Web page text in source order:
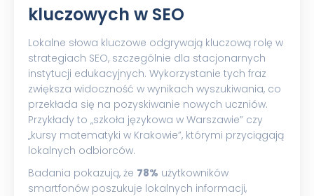
kluczowych w SEO
Lokalne słowa kluczowe odgrywają kluczową rolę w
strategiach SEO, szczególnie dla stacjonarnych
instytucji edukacyjnych. Wykorzystanie tych fraz
zwiększa widoczność w wynikach wyszukiwania, co
przekłada się na pozyskiwanie nowych uczniów.
Przykłady to „szkoła językowa w Warszawie” czy
„kursy matematyki w Krakowie”, którymi przyciągają
lokalnych odbiorców.
Badania pokazują, że 78% użytkowników
smartfonów poszukuje lokalnych informacji,